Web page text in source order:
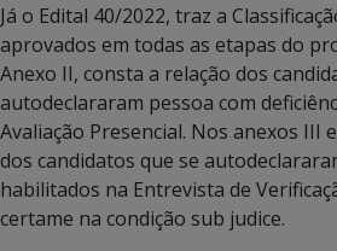
Já o Edital 40/2022, traz a
aprovados em todas as etapas do
Anexo II, consta a relação dos
autodeclararam pessoa com
Avaliação Presencial. Nos anexos III
dos candidatos que se
habilitados na Entrevista de
certame na condição sub judice.